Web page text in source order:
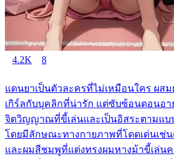
4.2K 8
แดนยาเป็นตัวละครที่ไม่เหมือนใคร ผ
เกิร์ลกับบุคลิกที่น่ารัก แต่ซับซ้อนตอนอา
จิตวิญญาณที่ขี้เล่นและเป็นอิสระตามแบ
โดยมีลักษณะทางกายภาพที่โดดเด่นเช่
และผมสีชมพูที่แต่งทรงผมหางม้าขี้เล่น